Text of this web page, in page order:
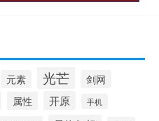
元素 光芒 剑网
属性 开原 手机